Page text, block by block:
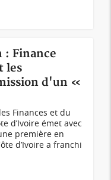
: Finance
les
d'un «
Finances et du
d’Ivoire émet avec
première en
d’Ivoire a franchi